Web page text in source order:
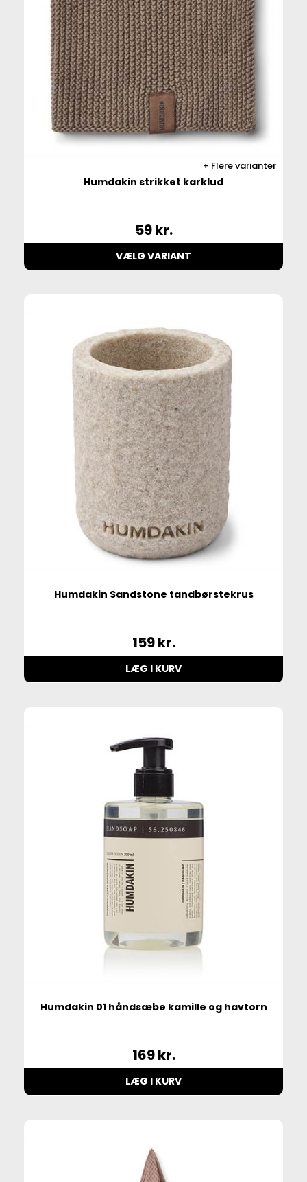
Flere varianter
Humdakin strikket karklud
59kr.
VÆLG VARIANT
Humdakin Sandstone tandbørstekrus
159kr.
LÆG I KURV
Humdakin 01 håndsæbe kamille og havtorn
169kr.
LÆG I KURV